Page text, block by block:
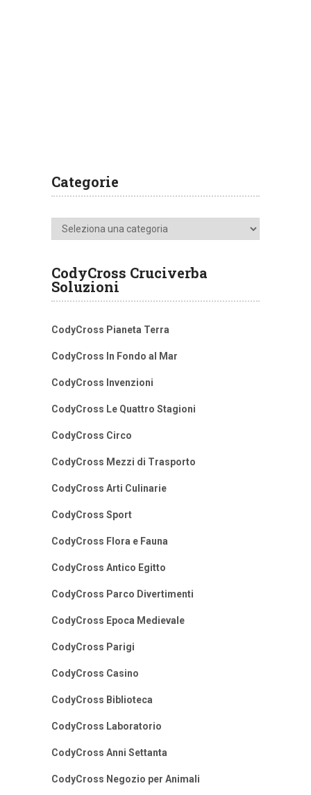
Categorie
Categorie
CodyCross Cruciverba
Soluzioni
CodyCross Pianeta Terra
CodyCross In Fondo al Mar
CodyCross Invenzioni
CodyCross Le Quattro Stagioni
CodyCross Circo
CodyCross Mezzi di Trasporto
CodyCross Arti Culinarie
CodyCross Sport
CodyCross Flora e Fauna
CodyCross Antico Egitto
CodyCross Parco Divertimenti
CodyCross Epoca Medievale
CodyCross Parigi
CodyCross Casino
CodyCross Biblioteca
CodyCross Laboratorio
CodyCross Anni Settanta
CodyCross Negozio per Animali